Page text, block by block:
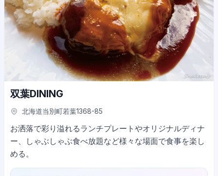
双葉DINING
北海道当別町若葉1368-85
お洒落で彩り溢れるランチプレートやオリジナルディナ
ー、しゃぶしゃぶ食べ放題など様々な場面で食事を楽し
める。